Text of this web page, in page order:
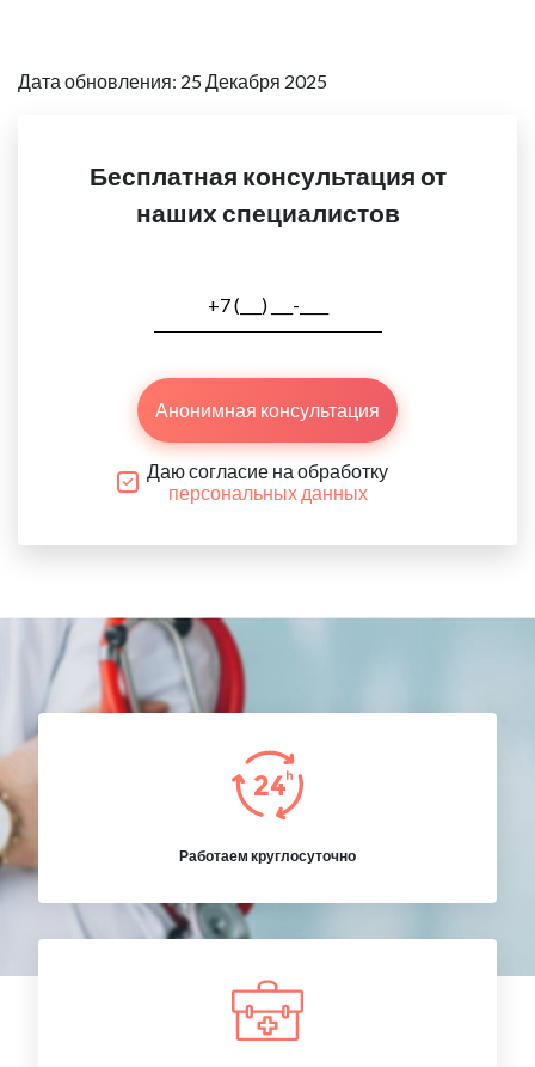
Дата обновления: 25 Декабря 2025
Бесплатная консультация от
наших специалистов
Анонимная консультация
Даю согласие на обработку
персональных данных
Работаем круглосуточно